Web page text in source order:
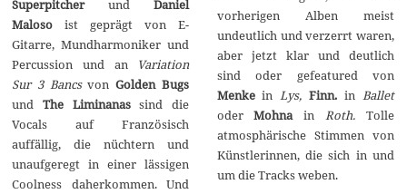
Superpitcherund Daniel
Malosoist geprägt von E-
Gitarre, Mundharmoniker und
Percussion und an Variation
Sur 3 BancsvonGolden Bugs
und The Liminanassind die
Vocals auf Französisch
auffällig, die nüchtern und
unaufgeregt in einer lässigen
Coolness daherkommen. Und
vorherigen Alben meist
undeutlich und verzerrt waren,
aber jetzt klar und deutlich
sind oder gefeatured von
Menke in Lys, Finn. in Ballet
oder Mohnain Roth. Tolle
atmosphärische Stimmen von
Künstlerinnen, die sich in und
um die Tracks weben.